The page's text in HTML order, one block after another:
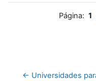
Página: 1
← Universidades